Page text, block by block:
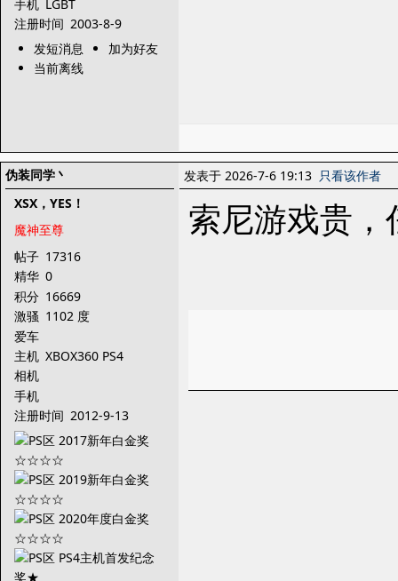
手机 LGBT
注册时间 2003-8-9
发短消息
加为好友
当前离线
伪装同学丶
XSX，YES！
魔神至尊
帖子 17316
精华 0
积分 16669
激骚 1102 度
爱车
主机 XBOX360 PS4
相机
手机
注册时间 2012-9-13
发表于 2026-7-6 19:13 只看该作者
索尼游戏贵